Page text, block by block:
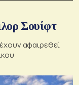
Σουίφτ
αφαιρεθεί